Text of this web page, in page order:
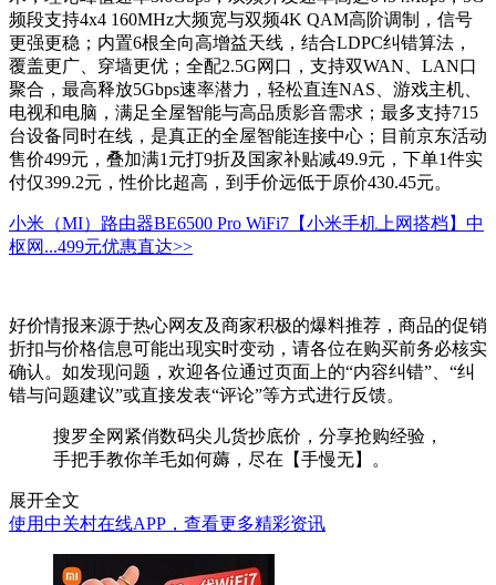
频段支持4x4 160MHz大频宽与双频4K QAM高阶调制，信号
更强更稳；内置6根全向高增益天线，结合LDPC纠错算法，
覆盖更广、穿墙更优；全配2.5G网口，支持双WAN、LAN口
聚合，最高释放5Gbps速率潜力，轻松直连NAS、游戏主机、
电视和电脑，满足全屋智能与高品质影音需求；最多支持715
台设备同时在线，是真正的全屋智能连接中心；目前京东活动
售价499元，叠加满1元打9折及国家补贴减49.9元，下单1件实
付仅399.2元，性价比超高，到手价远低于原价430.45元。
小米（MI）路由器BE6500 Pro WiFi7【小米手机上网搭档】中
枢网...499元优惠直达>>
好价情报来源于热心网友及商家积极的爆料推荐，商品的促销
折扣与价格信息可能出现实时变动，请各位在购买前务必核实
确认。如发现问题，欢迎各位通过页面上的“内容纠错”、“纠
错与问题建议”或直接发表“评论”等方式进行反馈。
搜罗全网紧俏数码尖儿货抄底价，分享抢购经验，
手把手教你羊毛如何薅，尽在【手慢无】。
展开全文
使用中关村在线APP，查看更多精彩资讯